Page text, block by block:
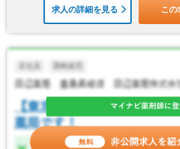
求人の詳細を見る この